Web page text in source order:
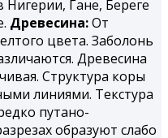
Гане, Береге
Древесина:От
цвета. Заболонь
Древесина
Структура коры
линиями. Текстура
путано-
образуют слабо